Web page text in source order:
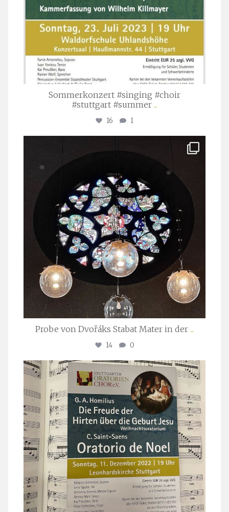
Sommerkonzert #singing #choir
#stuttgart #summer ...
16 1
Apr. 1
Probe von Dvořáks Stabat Mater in der ...
14 0
stuttgarter_oratorienchor
Nov. 29